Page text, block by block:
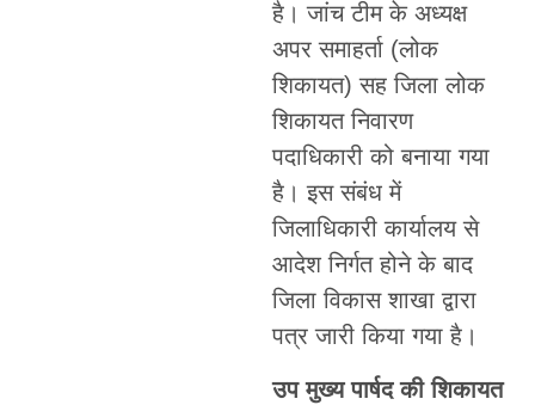
है। जांच टीम के अध्यक्ष
अपर समाहर्ता (लोक
शिकायत) सह जिला लोक
शिकायत निवारण
पदाधिकारी को बनाया गया
है। इस संबंध में
जिलाधिकारी कार्यालय से
आदेश निर्गत होने के बाद
जिला विकास शाखा द्वारा
पत्र जारी किया गया है।
उप मुख्य पार्षद की शिकायत